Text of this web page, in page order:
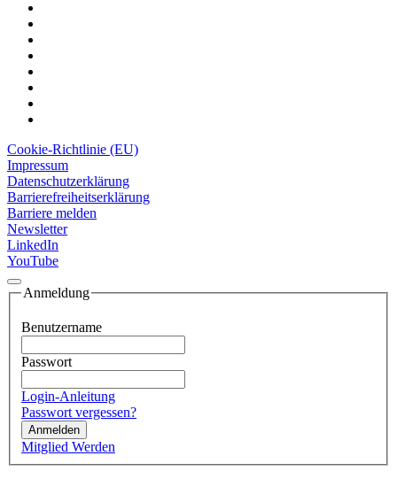
Cookie-Richtlinie (EU)
Impressum
Datenschutzerklärung
Barrierefreiheitserklärung
Barriere melden
Newsletter
LinkedIn
YouTube
Anmeldung
Benutzername
Passwort
Login-Anleitung
Passwort vergessen?
Anmelden
Mitglied Werden